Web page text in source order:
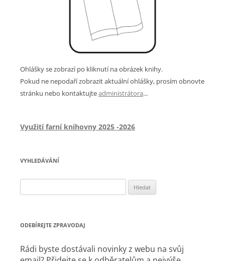
Ohlášky se zobrazí po kliknutí na obrázek knihy.
Pokud ne nepodaří zobrazit aktuální ohlášky, prosím obnovte
stránku nebo kontaktujteadministrátora...
Využití farní knihovny 2025 -2026
VYHLEDÁVÁNÍ
ODEBÍREJTE ZPRAVODAJ
Rádi byste dostávali novinky z webu na svůj